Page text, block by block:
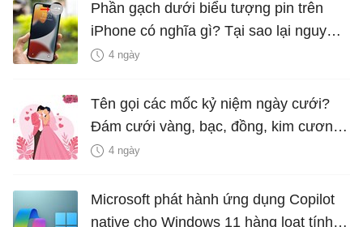
Phần gạch dưới biểu tượng pin trên
iPhone có nghĩa gì? Tại sao lại nguy
hiểm?
4 ngày
Tên gọi các mốc kỷ niệm ngày cưới?
Đám cưới vàng, bạc, đồng, kim cương
là bao nhiêu năm?
4 ngày
Microsoft phát hành ứng dụng Copilot
native cho Windows 11 hàng loạt tính